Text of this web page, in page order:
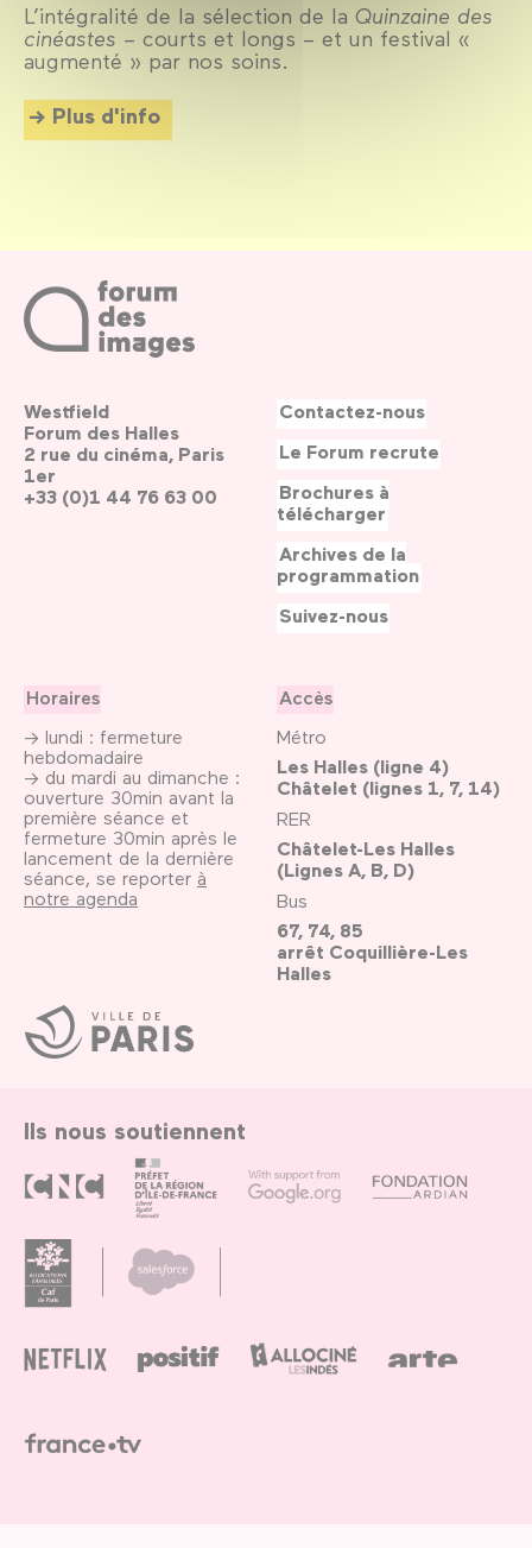
L’intégralité de la sélection de la Quinzaine des
cinéastes – courts et longs – et un festival «
augmenté » par nos soins.
Plus d'info
Ville
de
Paris
Westfield
Forum des Halles
2 rue du cinéma, Paris
1er
+33 (0)1 44 76 63 00
Horaires
→ lundi : fermeture
hebdomadaire
→ du mardi au dimanche :
ouverture 30min avant la
première séance et
fermeture 30min après le
lancement de la dernière
séance, se reporter à
notre agenda
Accès
Métro
Les Halles (ligne 4)
Châtelet (lignes 1, 7, 14)
RER
Châtelet-Les Halles
(Lignes A, B, D)
Bus
67, 74, 85
arrêt Coquillière-Les
Halles
Contactez-nous
Le Forum recrute
Brochures à
télécharger
Archives de la
programmation
Suivez-nous
Ils nous soutiennent